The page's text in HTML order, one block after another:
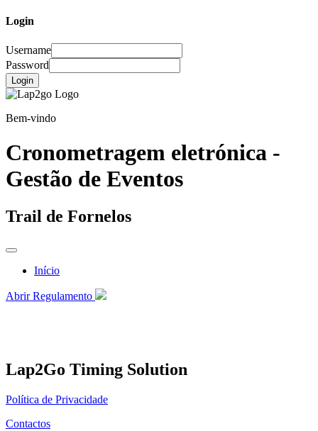
Login
Username
Password
Login
Bem-vindo
Cronometragem eletrónica -
Gestão de Eventos
Trail de Fornelos
Início
Abrir Regulamento
Lap2Go Timing Solution
Política de Privacidade
Contactos